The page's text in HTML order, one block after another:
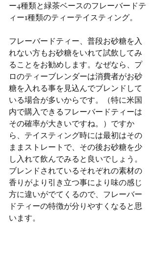
ー4種類と緑茶ベースのフレーバードテ
ィー1種類のティーテイスティング。
フレーバードティー、普段お砂糖を入
れない方もお砂糖をいれて試飲してみ
ることをお勧めします。なぜなら、プ
ロのティーブレンダーは消費者がお砂
糖を入れる事を見込んでブレンドして
いる場合が多いからです。（特に米国
内で購入できるフレーバードティーは
その確率が大きいですね。）ですか
ら、テイスティング時には最初はその
ままストレートで、その後お砂糖を少
し入れて飲んでみると良いでしょう。
ブレンドされているそれぞれの素材の
香りがより引き立つ事により味の感じ
方に違いがでてくるので、フレーバー
ドティーの特徴が分りやすくなると思
います。